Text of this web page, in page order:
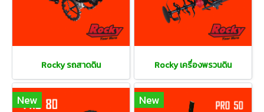
Rocky รถสาดดิน Rocky เครื่องพรวนดิน
New New